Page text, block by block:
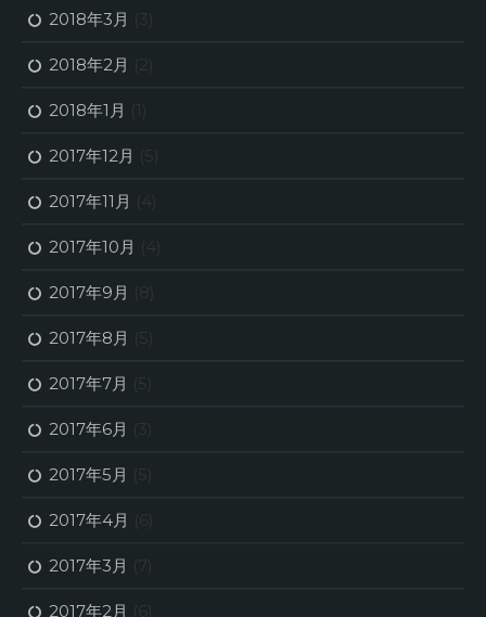
2018年3月 (3)
2018年2月 (2)
2018年1月 (1)
2017年12月 (5)
2017年11月 (4)
2017年10月 (4)
2017年9月 (8)
2017年8月 (5)
2017年7月 (5)
2017年6月 (3)
2017年5月 (5)
2017年4月 (6)
2017年3月 (7)
2017年2月 (6)